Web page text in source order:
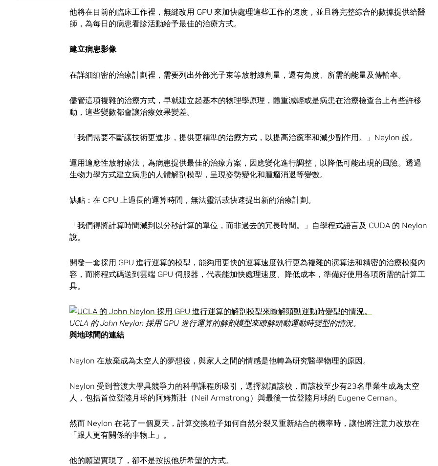
他將在目前的臨床工作裡，無縫改用 GPU 來加快處理這些工作的速度，並且將完整綜合的數據提供給醫
師，為每日的病患看診活動給予最佳的治療方式。
建立病患影像
在詳細縝密的治療計劃裡，需要列出外部光子束等放射線劑量，還有角度、所需的能量及傳輸率。
儘管這項複雜的治療方式，早就建立起基本的物理學原理，體重減輕或是病患在治療檢查台上有些許移
動，這些變數都會讓治療效果變差。
「我們需要不斷讓技術更進步，提供更精準的治療方式，以提高治癒率和減少副作用。」Neylon 說。
運用適應性放射療法，為病患提供最佳的治療方案，因應變化進行調整，以降低可能出現的風險。透過
生物力學方式建立病患的人體解剖模型，呈現姿勢變化和腫瘤消退等變數。
缺點：在 CPU 上過長的運算時間，無法靈活或快速提出新的治療計劃。
「我們得將計算時間減到以分秒計算的單位，而非過去的冗長時間。」自學程式語言及 CUDA 的 Neylon
說。
開發一套採用 GPU 進行運算的模型，能夠用更快的運算速度執行更為複雜的演算法和精密的治療模擬內
容，而將程式碼送到雲端 GPU 伺服器，代表能加快處理速度、降低成本，準備好使用各項所需的計算工
具。
UCLA 的 John Neylon 採用 GPU 進行運算的解剖模型來瞭解頭動運動時變型的情況。
與地球間的連結
Neylon 在放棄成為太空人的夢想後，與家人之間的情感是他轉為研究醫學物理的原因。
Neylon 受到普渡大學具競爭力的科學課程所吸引，選擇就讀該校，而該校至少有23名畢業生成為太空
人，包括首位登陸月球的阿姆斯壯（Neil Armstrong）與最後一位登陸月球的 Eugene Cernan。
然而 Neylon 在花了一個夏天，計算交換粒子如何自然分裂又重新結合的機率時，讓他將注意力改放在
「跟人更有關係的事物上」。
他的願望實現了，卻不是按照他所希望的方式。